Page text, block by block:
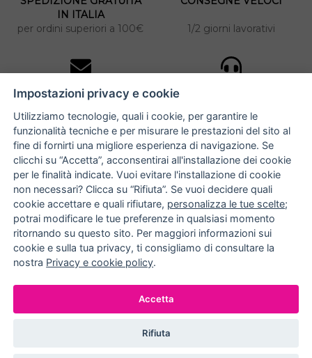
IN ITALIA
per ordini superiori a 100€
1/2 giorni lavorativi
iscriviti alla newsletter
per tutti gli ordini
NUCCIA COSTANTINO
via Argiro 112/114 - 70122 Bari
+39 080 990 9118
+39 391 72 89 930
METODI DI PAGAMENTO
Impostazioni privacy e cookie
Utilizziamo tecnologie, quali i cookie, per garantire le
funzionalità tecniche e per misurare le prestazioni del sito al
fine di fornirti una migliore esperienza di navigazione. Se
clicchi su “Accetta”, acconsentirai all'installazione dei cookie
per le finalità indicate. Vuoi evitare l'installazione di cookie
non necessari? Clicca su “Rifiuta”. Se vuoi decidere quali
cookie accettare e quali rifiutare, personalizza le tue scelte;
potrai modificare le tue preferenze in qualsiasi momento
ritornando su questo sito. Per maggiori informazioni sui
cookie e sulla tua privacy, ti consigliamo di consultare la
nostra Privacy e cookie policy.
Accetta
Rifiuta